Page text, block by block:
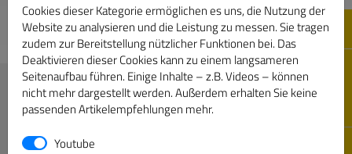
Magazin Sportjournalist
Newsletter
Neue & Änderungen
Cookies dieser Kategorie ermöglichen es uns, die Nutzung der
Website zu analysieren und die Leistung zu messen. Sie tragen
zudem zur Bereitstellung nützlicher Funktionen bei. Das
Deaktivieren dieser Cookies kann zu einem langsameren
Seitenaufbau führen. Einige Inhalte – z.B. Videos – können
nicht mehr dargestellt werden. Außerdem erhalten Sie keine
passenden Artikelempfehlungen mehr.
Youtube